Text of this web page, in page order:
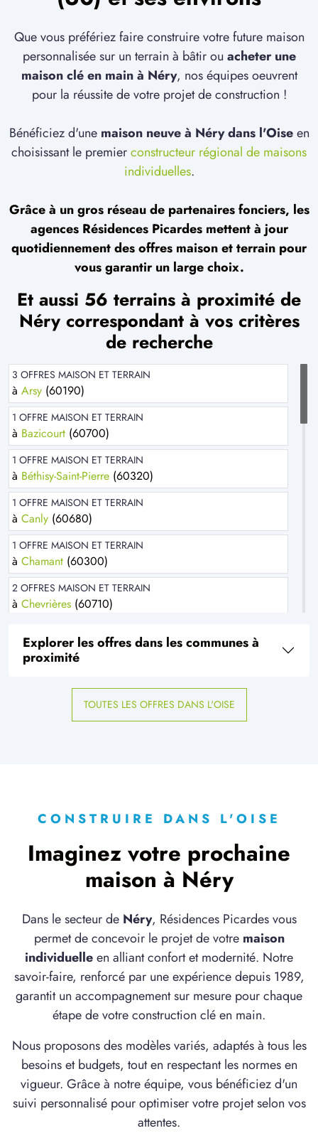
Que vous préfériez faire construire votre future maison
personnalisée sur un terrain à bâtir ou acheter une
maison clé en main à Néry, nos équipes oeuvrent
pour la réussite de votre projet de construction !
Bénéficiez d'une maison neuve à Néry dans l'Oiseen
choisissant le premierconstructeur régional de maisons
individuelles.
Grâce à un gros réseau de partenaires fonciers, les
agences Résidences Picardes mettent à jour
quotidiennement des offres maison et terrain pour
vous garantir un large choix.
Et aussi 56 terrains à proximité de
Néry correspondant à vos critères
de recherche
3 OFFRES MAISON ET TERRAIN
à Arsy (60190)
1 OFFRE MAISON ET TERRAIN
à Bazicourt (60700)
1 OFFRE MAISON ET TERRAIN
à Béthisy-Saint-Pierre (60320)
1 OFFRE MAISON ET TERRAIN
à Canly (60680)
1 OFFRE MAISON ET TERRAIN
à Chamant (60300)
2 OFFRES MAISON ET TERRAIN
à Chevrières (60710)
Choisy-au-Bac(60750)
(60200)
Jaux(60880)
1 OFFRE MAISON ET TERRAIN
Lachelle(60190)
5 OFFRES MAISON ET TERRAIN
1 OFFRE MAISON ET TERRAIN
Le Meux(60880)
1 OFFRE MAISON ET TERRAIN
Pont-Sainte-Maxence (60700)
5 OFFRES MAISON ET TERRAIN
1 OFFRE MAISON ET TERRAIN
Rivecourt (60126)
1 OFFRE MAISON ET TERRAIN
Rully
Explorer les offres dans les communes à
proximité
TOUTES LES OFFRES DANS L'OISE
CONSTRUIRE DANS L'OISE
Imaginez votre prochaine
maison à Néry
Dans le secteur de Néry, Résidences Picardes vous
permet de concevoir le projet de votre maison
individuelleen alliant confort et modernité. Notre
savoir-faire, renforcé par une expérience depuis 1989,
garantit un accompagnement sur mesure pour chaque
étape de votre construction clé en main.
Nous proposons des modèles variés, adaptés à tous les
besoins et budgets, tout en respectant les normes en
vigueur. Grâce à notre équipe, vous bénéficiez d'un
suivi personnalisé pour optimiser votre projet selon vos
attentes.